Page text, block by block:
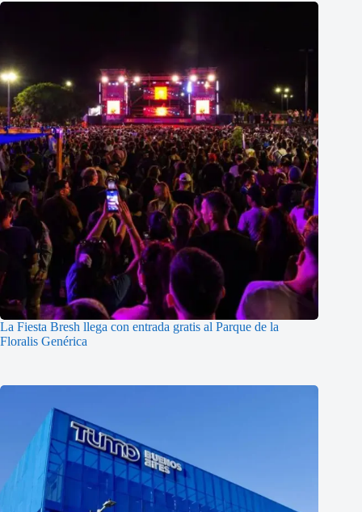
La Fiesta Bresh llega con entrada gratis al Parque de la
Floralis Genérica